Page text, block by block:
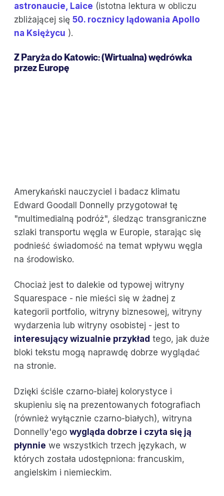
astronaucie, Laice (istotna lektura w obliczu
zbliżającej się 50. rocznicy lądowania Apollo
na Księżycu ).
Z Paryża do Katowic: (Wirtualna) wędrówka
przez Europę
Amerykański nauczyciel i badacz klimatu
Edward Goodall Donnelly przygotował tę
"multimedialną podróż", śledząc transgraniczne
szlaki transportu węgla w Europie, starając się
podnieść świadomość na temat wpływu węgla
na środowisko.
Chociaż jest to dalekie od typowej witryny
Squarespace - nie mieści się w żadnej z
kategorii portfolio, witryny biznesowej, witryny
wydarzenia lub witryny osobistej - jest to
interesujący wizualnie przykład tego, jak duże
bloki tekstu mogą naprawdę dobrze wyglądać
na stronie.
Dzięki ściśle czarno-białej kolorystyce i
skupieniu się na prezentowanych fotografiach
(również wyłącznie czarno-białych), witryna
Donnelly'ego wygląda dobrze i czyta się ją
płynnie we wszystkich trzech językach, w
których została udostępniona: francuskim,
angielskim i niemieckim.